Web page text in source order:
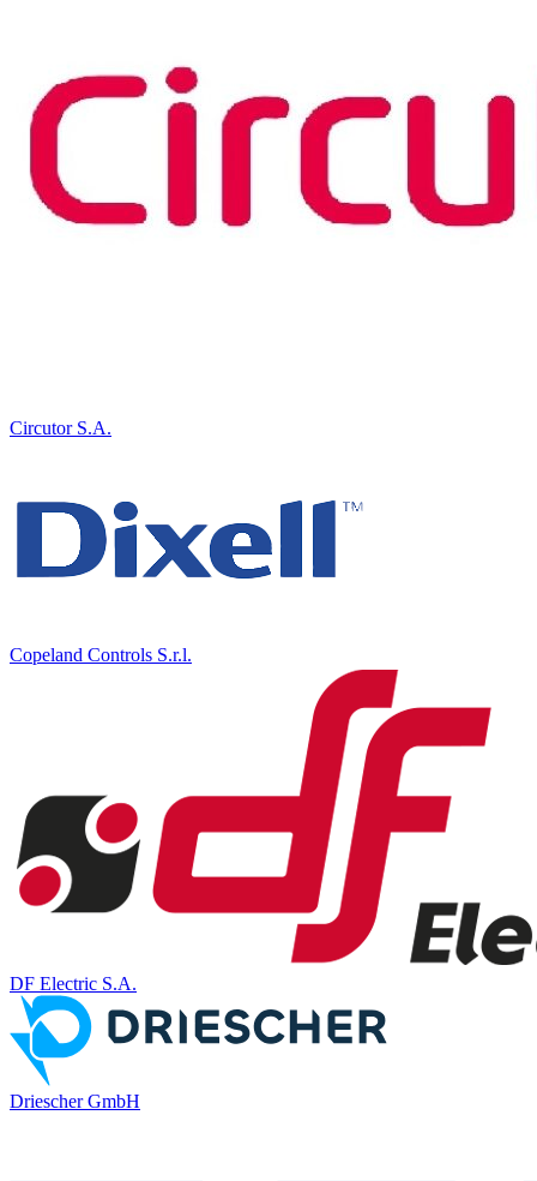
Circutor S.A.
Copeland Controls S.r.l.
DF Electric S.A.
Driescher GmbH